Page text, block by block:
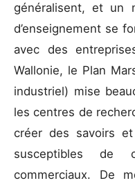
généralisent, et un
d’enseignement se
avec des
Wallonie, le Plan
industriel) mise
les centres de
créer des savoirs
susceptibles de
commerciaux. De